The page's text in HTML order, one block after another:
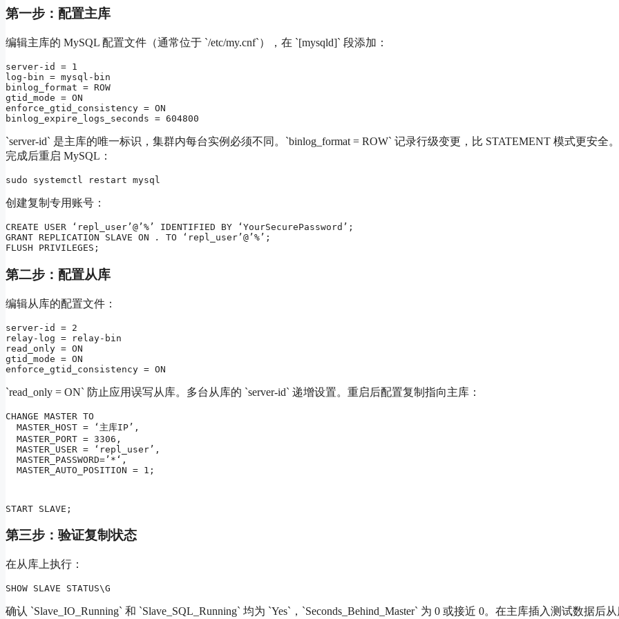
第一步：配置主库
编辑主库的 MySQL 配置文件（通常位于 `/etc/my.cnf`），在 `[mysqld]` 段添加：
server-id = 1
log-bin = mysql-bin
binlog_format = ROW
gtid_mode = ON
enforce_gtid_consistency = ON
binlog_expire_logs_seconds = 604800
`server-id` 是主库的唯一标识，集群内每台实例必须不同。`binlog_format = ROW` 记录行级变更，比 STATEMENT 模式更安全
完成后重启 MySQL：
sudo systemctl restart mysql
创建复制专用账号：
CREATE USER ‘repl_user’@’%’ IDENTIFIED BY ‘YourSecurePassword’;
GRANT REPLICATION SLAVE ON
.
TO ‘repl_user’@’%’;
FLUSH PRIVILEGES;
第二步：配置从库
编辑从库的配置文件：
server-id = 2
relay-log = relay-bin
read_only = ON
gtid_mode = ON
enforce_gtid_consistency = ON
`read_only = ON` 防止应用误写从库。多台从库的 `server-id` 递增设置。重启后配置复制指向主库：
CHANGE MASTER TO
  MASTER_HOST = ‘主库IP’,
  MASTER_PORT = 3306,
  MASTER_USER = ‘repl_user’,
  MASTER_PASSWORD=’
* ‘,
  MASTER_AUTO_POSITION = 1;
START SLAVE;
第三步：验证复制状态
在从库上执行：
SHOW SLAVE STATUS\G
确认 `Slave_IO_Running` 和 `Slave_SQL_Running` 均为 `Yes`，`Seconds_Behind_Master` 为 0 或接近 0。在主库插入测试数据后